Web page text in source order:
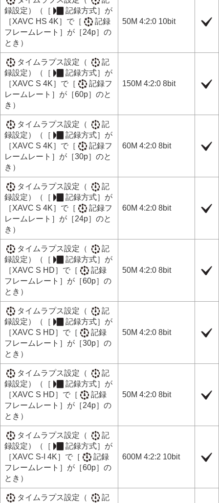
録設定）（ ［ 記録方式］ が
［XAVC HS 4K］ で ［
記録
フレームレート］ が ［24p］ の
とき）
50M 4:2:0 10bit
タイムラプス設定 （
記
録設定）（ ［ 記録方式］ が
［XAVC S 4K］ で ［
記録フ
レームレート］ が ［60p］ のと
き）
150M 4:2:0 8bit
タイムラプス設定 （
記
録設定）（ ［ 記録方式］ が
［XAVC S 4K］ で ［
記録フ
レームレート］ が ［30p］ のと
き）
60M 4:2:0 8bit
タイムラプス設定 （
記
録設定）（ ［ 記録方式］ が
［XAVC S 4K］ で ［
記録フ
レームレート］ が ［24p］ のと
き）
60M 4:2:0 8bit
タイムラプス設定 （
記
録設定）（ ［ 記録方式］ が
［XAVC S HD］ で ［
記録
フレームレート］ が ［60p］ の
とき）
50M 4:2:0 8bit
タイムラプス設定 （
記
録設定）（ ［ 記録方式］ が
［XAVC S HD］ で ［
記録
フレームレート］ が ［30p］ の
とき）
50M 4:2:0 8bit
タイムラプス設定 （
記
録設定）（ ［ 記録方式］ が
［XAVC S HD］ で ［
記録
フレームレート］ が ［24p］ の
とき）
50M 4:2:0 8bit
タイムラプス設定 （
記
録設定）（ ［ 記録方式］ が
［XAVC S-I 4K］ で ［
記録
フレームレート］ が ［60p］ の
とき）
600M 4:2:2 10bit
タイムラプス設定 （
記